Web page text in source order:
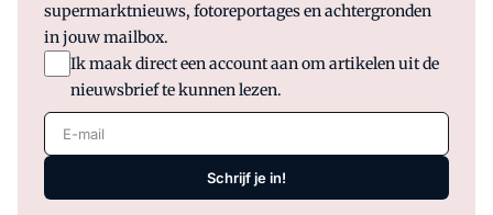
supermarktnieuws, fotoreportages en achtergronden
in jouw mailbox.
Ik maak direct een account aan om artikelen uit de
nieuwsbrief te kunnen lezen.
E-mail
Schrijf je in!